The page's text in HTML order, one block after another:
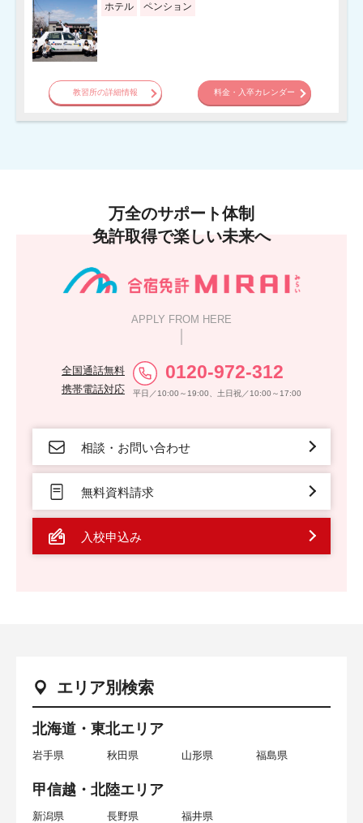
ホテル ペンション
教習所の詳細情報 料金・入卒カレンダー
万全のサポート体制
免許取得で楽しい未来へ
APPLY FROM HERE
全国通話無料
携帯電話対応
0120-972-312
平日／10:00～19:00、土日祝／10:00～17:00
相談・お問い合わせ
無料資料請求
入校申込み
エリア別検索
北海道・東北エリア
岩手県 秋田県 山形県 福島県
甲信越・北陸エリア
新潟県 長野県 福井県